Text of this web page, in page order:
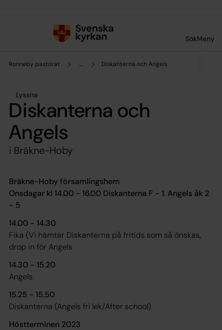
SökMeny
Ronneby pastorat ... Diskanterna och Angels
Lyssna
Diskanterna och
Angels
i Bräkne-Hoby
Bräkne-Hoby församlingshem
Onsdagar kl 14.00 - 16.00 Diskanterna F - 1. Angels åk 2
- 5
14.00 - 14.30
Fika (Vi hämtar Diskanterna på fritids som så önskas,
drop in för Angels
14.30 - 15.20
Angels
15.25 - 15.50
Diskanterna (Angels fri lek/After school)
Höstterminen 2023